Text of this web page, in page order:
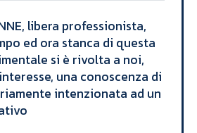
libera professionista,
ed ora stanca di questa
si è rivolta a noi,
una conoscenza di
intenzionata ad un